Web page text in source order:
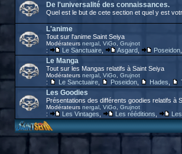
De l'universalité des connaissances.
Quel est le but de cete section et quel y est
L'anime
Tout sur l'anime Saint Seiya
Modérateurs nergal, ViGo Grujnot
: Le Sanctuaire, Asgard, Poseidon,
Le Manga
Tout sur les Mangas relatifs à Saint Seiya
Modérateurs nergal, ViGo Grujnot
: Le Sanctuaire, Poseidon, Hades
Les Goodies
Présentations des différents goodies relatifs à
Modérateurs nergal, ViGo Grujnot
: Les Vintages Les rééditions